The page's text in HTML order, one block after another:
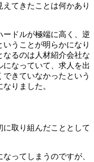
てきたことは何かあり
ドルが極端に高く、逆
うことが明らかになり
なるのは人材紹介会社な
なっていて、求人を出
きていなかったという
りました。
に取り組んだこととして
ってしまうのですが、